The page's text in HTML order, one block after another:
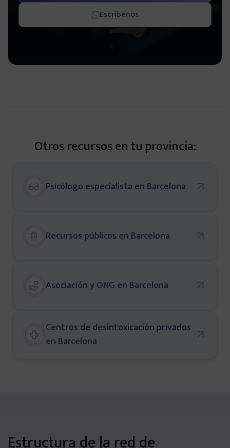
Historias reales
Directorios
Entidades públicas
Cocaína
Escríbenos
Otros recursos en tu provincia:
Psicólogo especialista en Barcelona
Recursos públicos en Barcelona
Asociación y ONG en Barcelona
Centros de desintoxicación privados
en Barcelona
Estructura de la red de